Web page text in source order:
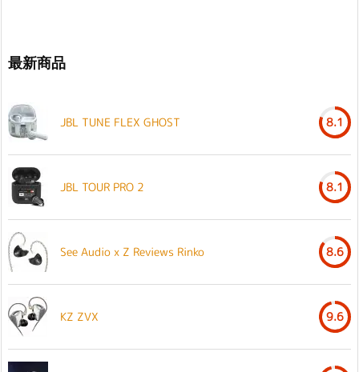
最新商品
JBL TUNE FLEX GHOST 8.1
JBL TOUR PRO 2 8.1
See Audio x Z Reviews Rinko 8.6
KZ ZVX 9.6